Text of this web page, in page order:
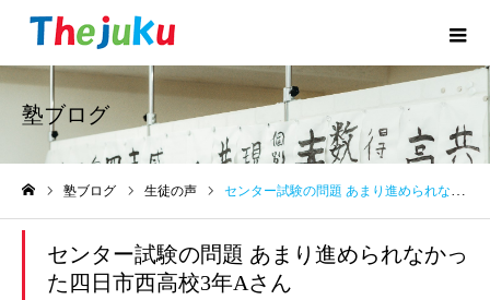
塾ブログ
塾ブログ 生徒の声 センター試験の問題 あまり進められなかった四日市西高校3年Aさん
センター試験の問題 あまり進められなかっ
た四日市西高校3年Aさん